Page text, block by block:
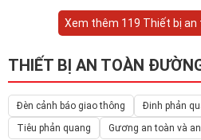
Xem thêm 119 Thiết bị an
THIẾT BỊ AN TOÀN
Đèn cảnh báo giao thông Đinh phản
Tiêu phản quang
Gương an toàn và